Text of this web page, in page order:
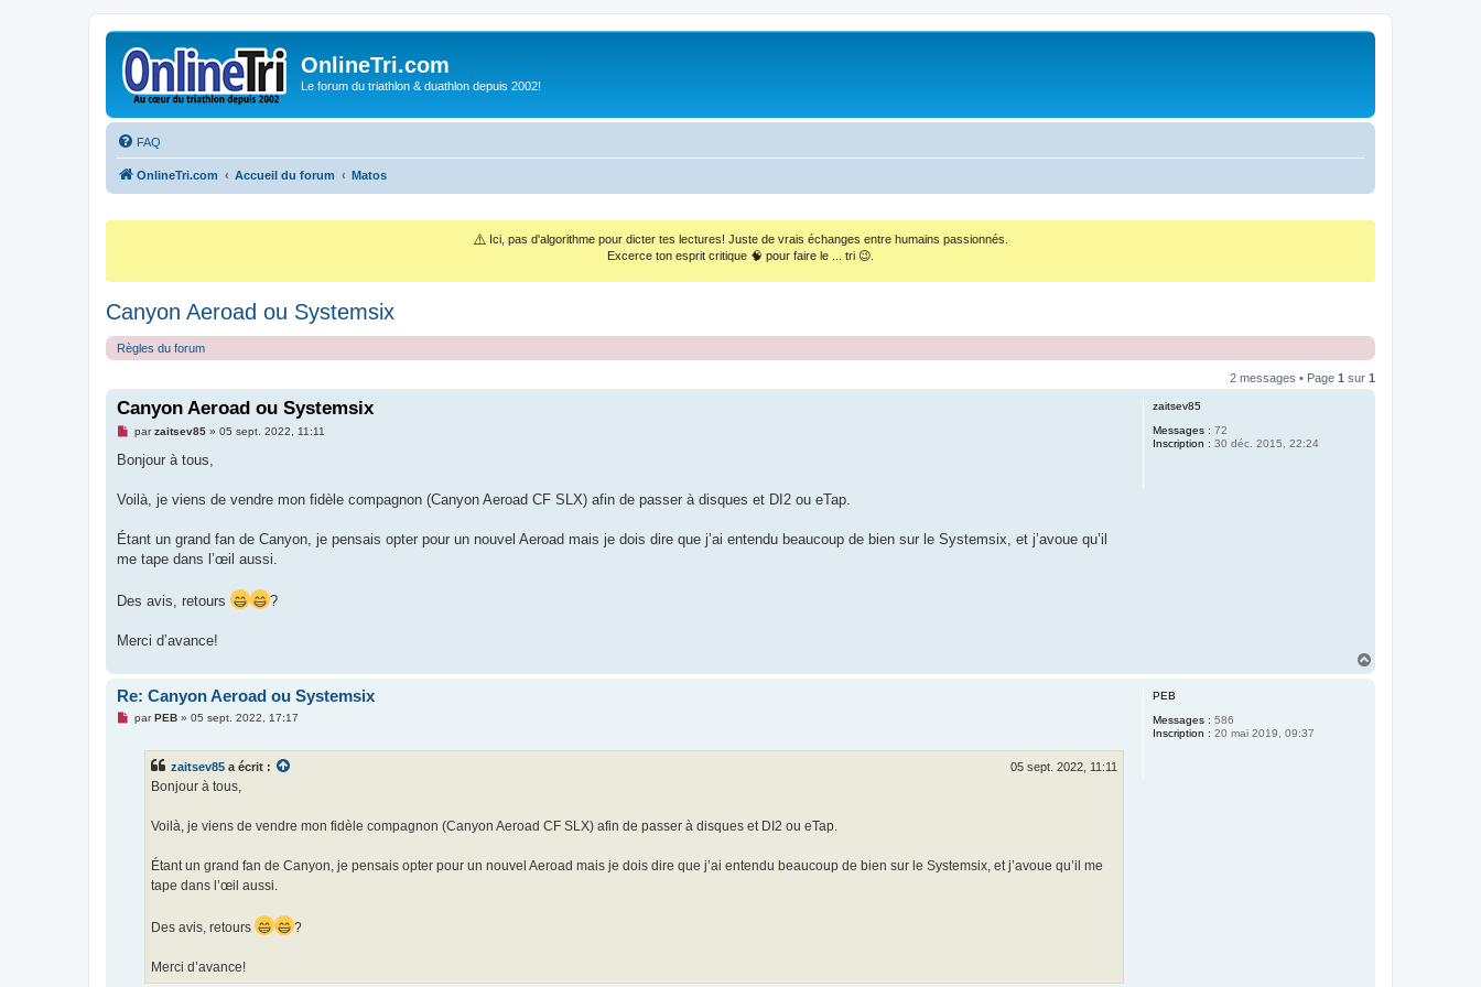
OnlineTri.com
Le forum du triathlon & duathlon depuis 2002!
FAQ
OnlineTri.com Accueil du forum Matos
⚠️ Ici, pas d'algorithme pour dicter tes lectures! Juste de vrais échanges entre humains passionnés.
Excerce ton esprit critique 🧠 pour faire le ... tri 😉.
Canyon Aeroad ou Systemsix
Règles du forum
2 messages • Page 1 sur 1
zaitsev85
Messages : 72
Inscription : 30 déc. 2015, 22:24
Canyon Aeroad ou Systemsix
M
s
g
o
l
parzaitsev85» 05 sept. 2022, 11:11
Bonjour à tous,
Voilà, je viens de vendre mon fidèle compagnon (Canyon Aeroad CF SLX) afin de passer à disques et DI2 ou eTap.
Étant un grand fan de Canyon, je pensais opter pour un nouvel Aeroad mais je dois dire que j’ai entendu beaucoup de bien sur le Systemsix, et j’avoue qu’il
me tape dans l’œil aussi.
Des avis, retours ?
Merci d’avance!
PEB
Messages : 586
Inscription : 20 mai 2019, 09:37
Re: Canyon Aeroad ou Systemsix
MparPEB» 05 sept. 2022, 17:17
zaitsev85 a écrit : 05 sept. 2022, 11:11
Bonjour à tous,
Voilà, je viens de vendre mon fidèle compagnon (Canyon Aeroad CF SLX) afin de passer à disques et DI2 ou eTap.
Étant un grand fan de Canyon, je pensais opter pour un nouvel Aeroad mais je dois dire que j’ai entendu beaucoup de bien sur le Systemsix, et j’avoue qu’il me
tape dans l’œil aussi.
Des avis, retours ?
Merci d’avance!